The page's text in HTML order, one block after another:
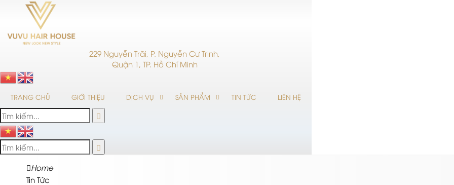
229 Nguyễn Trãi, P. Nguyễn Cư Trinh,
Quận 1, TP. Hồ Chí Minh
TRANG CHỦ GIỚI THIỆU DỊCH VỤ SẢN PHẨM TIN TỨC LIÊN HỆ
Home
Tin Tức